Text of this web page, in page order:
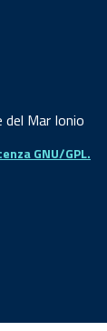
Mar Ionio
GNU/GPL.